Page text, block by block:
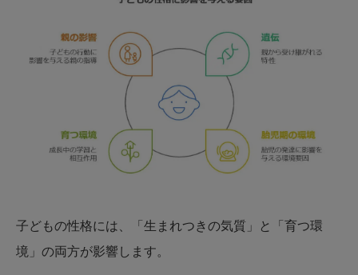
子どもの性格には、「生まれつきの気質」と「育つ環
境」の両方が影響します。